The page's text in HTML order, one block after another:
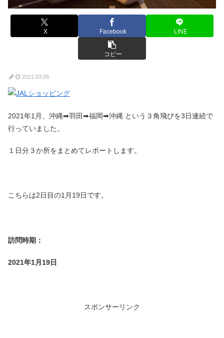
X Facebook LINE
コピー
2021.03.05
2021年1月、沖縄➡羽田➡福岡➡沖縄 という３角飛びを3日連続で
行っていました。
１日分３か所をまとめてレポートします。
こちらは2日目の1月19日です。
訪問時期：
2021年1月19日
スポンサーリンク